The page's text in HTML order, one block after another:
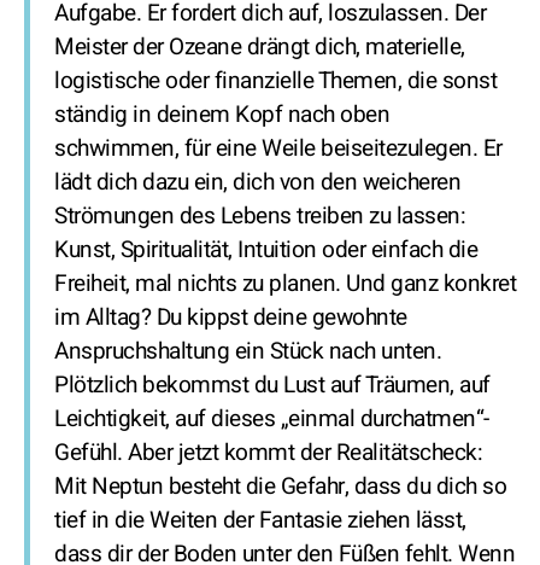
Aufgabe. Er fordert dich auf, loszulassen. Der
Meister der Ozeane drängt dich, materielle,
logistische oder finanzielle Themen, die sonst
ständig in deinem Kopf nach oben
schwimmen, für eine Weile beiseitezulegen. Er
lädt dich dazu ein, dich von den weicheren
Strömungen des Lebens treiben zu lassen:
Kunst, Spiritualität, Intuition oder einfach die
Freiheit, mal nichts zu planen. Und ganz konkret
im Alltag? Du kippst deine gewohnte
Anspruchshaltung ein Stück nach unten.
Plötzlich bekommst du Lust auf Träumen, auf
Leichtigkeit, auf dieses „einmal durchatmen“-
Gefühl. Aber jetzt kommt der Realitätscheck:
Mit Neptun besteht die Gefahr, dass du dich so
tief in die Weiten der Fantasie ziehen lässt,
dass dir der Boden unter den Füßen fehlt. Wenn